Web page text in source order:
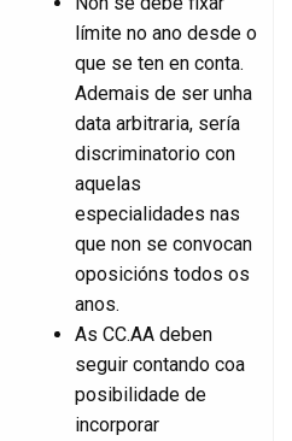
límite no ano desde o
que se ten en conta.
Ademais de ser unha
data arbitraria, sería
discriminatorio con
aquelas
especialidades nas
que non se convocan
oposicións todos os
anos.
As CC.AA deben
seguir contando coa
posibilidade de
incorporar